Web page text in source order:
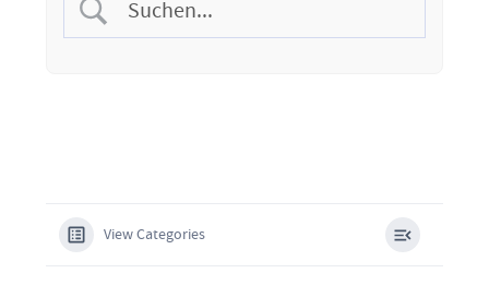
View Categories